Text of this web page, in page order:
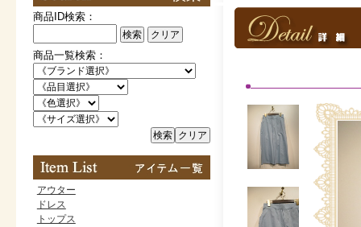
商品ID検索：
検索 クリア
商品一覧検索：
クリア
検索
アウター
ドレス
トップス